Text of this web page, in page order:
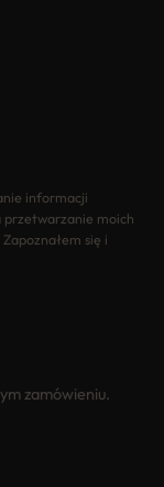
informacji
przetwarzanie moich
się i
zamówieniu.